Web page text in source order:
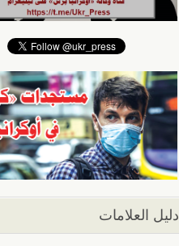
دليل العلامات